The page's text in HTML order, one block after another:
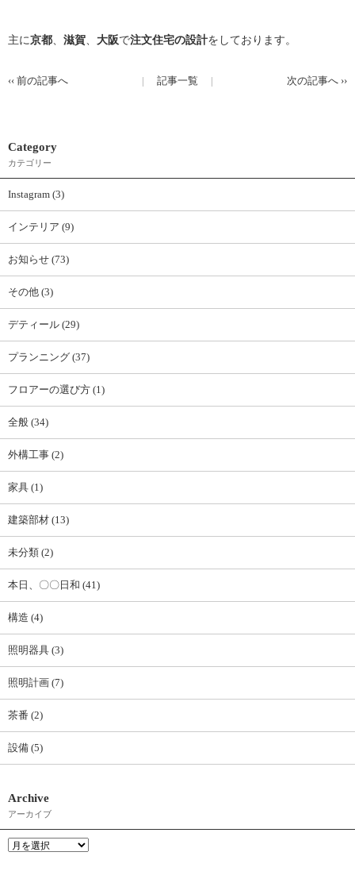
主に京都 滋賀 大阪で注文住宅の設計をしております。
次の記事へ ››
‹‹ 前の記事へ 記事一覧
Category
カテゴリー
Instagram (3)
インテリア (9)
お知らせ (73)
その他 (3)
デティール (29)
プランニング (37)
フロアーの選び方 (1)
全般 (34)
外構工事 (2)
家具 (1)
建築部材 (13)
未分類 (2)
本日、〇〇日和 (41)
構造 (4)
照明器具 (3)
照明計画 (7)
茶番 (2)
設備 (5)
Archive
アーカイブ